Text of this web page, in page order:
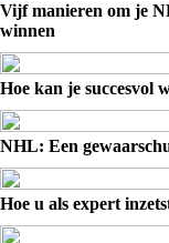
Vijf manieren om je
winnen
Hoe kan je succesvol
NHL: Een
Hoe u als expert